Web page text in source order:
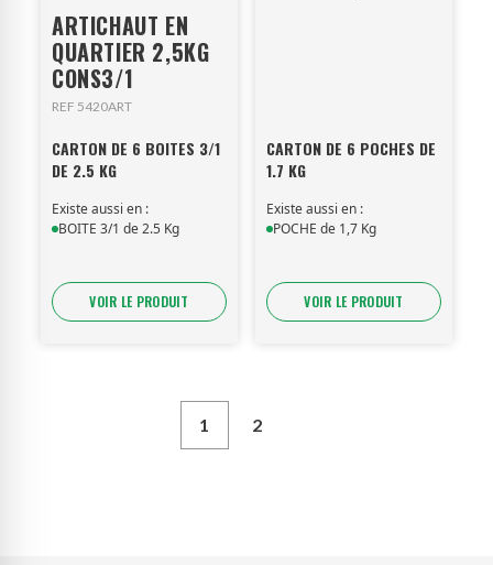
ARTICHAUT EN
QUARTIER 2,5KG
CONS3/1
REF 5420ART
CARTON DE 6 BOITES 3/1
DE 2.5 KG
Existe aussi en :
BOITE 3/1 de 2.5 Kg
VOIR LE PRODUIT
CARTON DE 6 POCHES DE
1.7 KG
Existe aussi en :
POCHE de 1,7 Kg
VOIR LE PRODUIT
1 2